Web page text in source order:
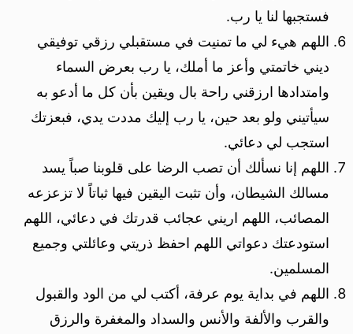
فستجبها لنا يا رب.
اللهم هيء لي ما تمنيت في مستقبلي رزقي توفيقي
ديني خاتمتي وأعز ما أملك، يا رب بعرض السماء
وامتدادها ارزقني راحة بال ويقين بأن كل ما أدعو به
سيأتيني ولو بعد حين، يا رب إليك مددت يدي، فبعزتك
استجب لي دعائي.
اللهم إنا نسألك أن تصب الرضا على قلوبنا صباً يسد
مسالك الشيطان، وأن تثبت اليقين فيها ثباتاً لا تزعزعه
المصائب، اللهم اريني عجائب قدرتك في دعائي، اللهم
استودعتك دعواتي اللهم احفظ ذريتي وعائلتي وجميع
المسلمين.
اللهم في بداية يوم عرفة، أكتب لي من الود والقبول
والقرب والألفة والأنس والسداد والمغفرة والرزق